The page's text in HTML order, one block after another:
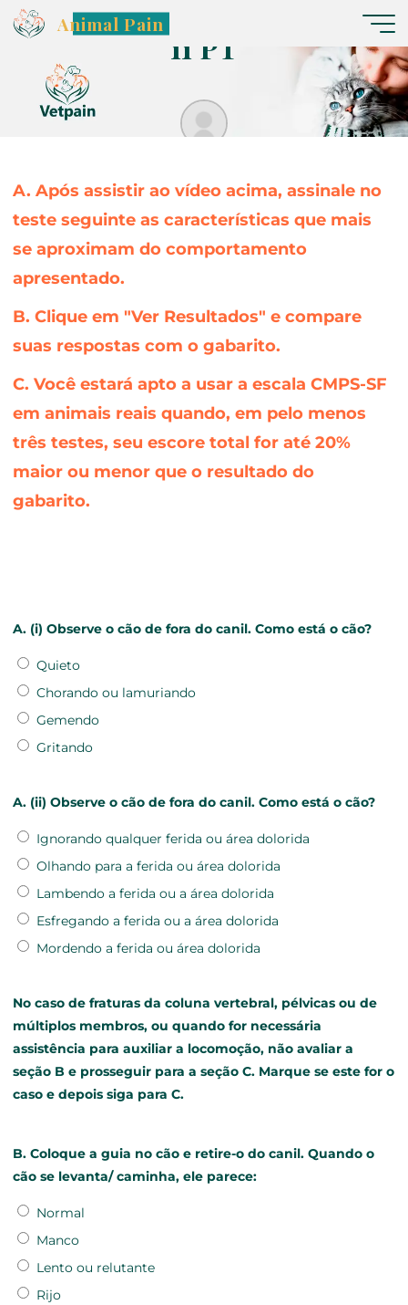
Animal Pain
C ães
sGlas
11 PT
A. Após assistir ao vídeo acima, assinale no
teste seguinte as características que mais
se aproximam do comportamento
apresentado.
B. Clique em "Ver Resultados" e compare
suas respostas com o gabarito.
C. Você estará apto a usar a escala CMPS-SF
em animais reais quando, em pelo menos
três testes, seu escore total for até 20%
maior ou menor que o resultado do
gabarito.
A. (i) Observe o cão de fora do canil. Como está o cão?
Quieto
Chorando ou lamuriando
Gemendo
Gritando
A. (ii) Observe o cão de fora do canil. Como está o cão?
Ignorando qualquer ferida ou área dolorida
Olhando para a ferida ou área dolorida
Lambendo a ferida ou a área dolorida
Esfregando a ferida ou a área dolorida
Mordendo a ferida ou área dolorida
No caso de fraturas da coluna vertebral, pélvicas ou de
múltiplos membros, ou quando for necessária
assistência para auxiliar a locomoção, não avaliar a
seção B e prosseguir para a seção C. Marque se este for o
caso e depois siga para C.
B. Coloque a guia no cão e retire-o do canil. Quando o
cão se levanta/ caminha, ele parece:
Normal
Manco
Lento ou relutante
Rijo